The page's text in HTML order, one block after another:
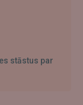
stāstus par